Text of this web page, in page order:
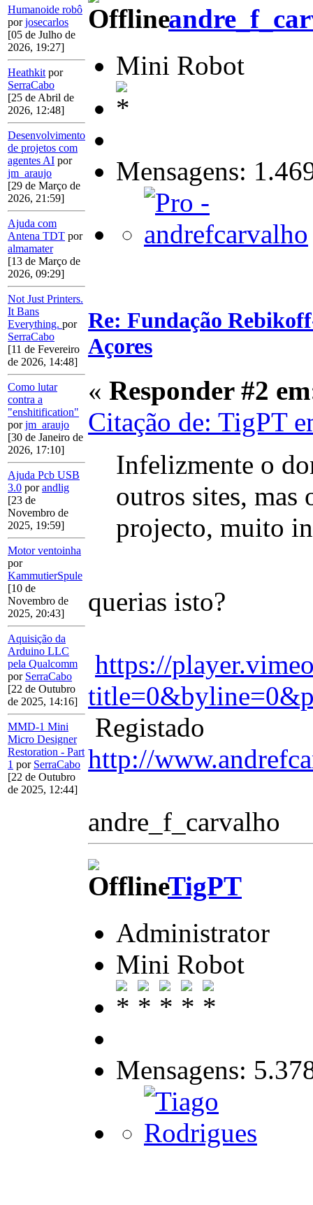
Humanoide robô
porjosecarlos
[05 de Julho de
2026, 19:27]
Heathkit por
SerraCabo
[25 de Abril de
2026, 12:48]
Desenvolvimento
de projetos com
agentes AI por
jm_araujo
[29 de Março de
2026, 21:59]
Ajuda com
Antena TDT por
almamater
[13 de Março de
2026, 09:29]
Not Just Printers.
It Bans
Everything. por
SerraCabo
[11 de Fevereiro
de 2026, 14:48]
Como lutar
contra a
"enshitification"
porjm_araujo
[30 de Janeiro de
2026, 17:10]
Ajuda Pcb USB
3.0 porandlig
[23 de
Novembro de
2025, 19:59]
Motor ventoinha
por
KammutierSpule
[10 de
Novembro de
2025, 20:43]
Aquisição da
Arduino LLC
pela Qualcomm
por SerraCabo
[22 de Outubro
de 2025, 14:16]
MMD-1 Mini
Micro Designer
Restoration - Part
1 por SerraCabo
[22 de Outubro
de 2025, 12:44]
Mini Robot
Mensagens:
Re: Fundação
Açores
« Responder #2
Citação de: TigPT
Infelizmente o
outros sites, mas
projecto, muito
querias isto?
https://
Registado
http://
andre_f_carvalho
TigPT
Administrator
Mini Robot
Mensagens: